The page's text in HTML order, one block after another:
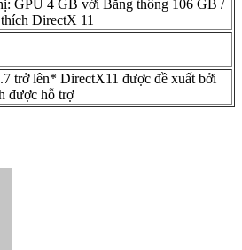
GPU 4 GB với Băng thông 106 GB /
DirectX 11
trở lên* DirectX11 được đề xuất bởi
được hỗ trợ